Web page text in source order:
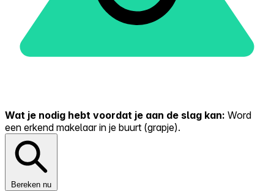
Wat je nodig hebt voordat je aan de slag kan: Word
een erkend makelaar in je buurt (grapje).
Bereken nu